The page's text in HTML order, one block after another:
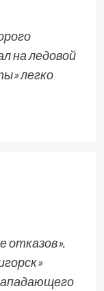
на ледовой
легко
отказов».